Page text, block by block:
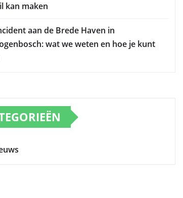
kan maken
aan de Brede Haven in
wat we weten en hoe je kunt